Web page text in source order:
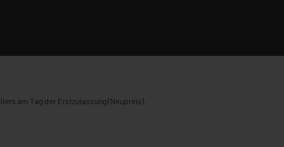
am Tag der Erstzulassung (Neupreis).